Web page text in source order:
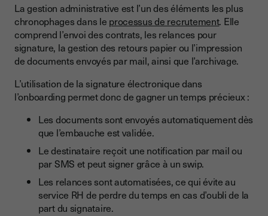
La gestion administrative est l’un des éléments les plus
chronophages dans le processus de recrutement. Elle
comprend l’envoi des contrats, les relances pour
signature, la gestion des retours papier ou l’impression
de documents envoyés par mail, ainsi que l’archivage.
L’utilisation de la signature électronique dans
l’onboarding permet donc de gagner un temps précieux :
Les documents sont envoyés automatiquement dès
que l’embauche est validée.
Le destinataire reçoit une notification par mail ou
par SMS et peut signer grâce à un swip.
Les relances sont automatisées, ce qui évite au
service RH de perdre du temps en cas d’oubli de la
part du signataire.